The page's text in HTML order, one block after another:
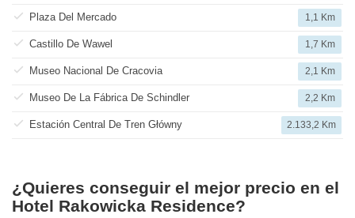
Plaza Del Mercado 1,1 Km
Castillo De Wawel 1,7 Km
Museo Nacional De Cracovia 2,1 Km
Museo De La Fábrica De Schindler 2,2 Km
Estación Central De Tren Główny 2.133,2 Km
¿Quieres conseguir el mejor precio en el
Hotel Rakowicka Residence?